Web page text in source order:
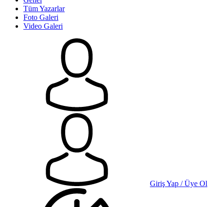
Tüm Yazarlar
Foto Galeri
Video Galeri
Giriş Yap / Üye Ol